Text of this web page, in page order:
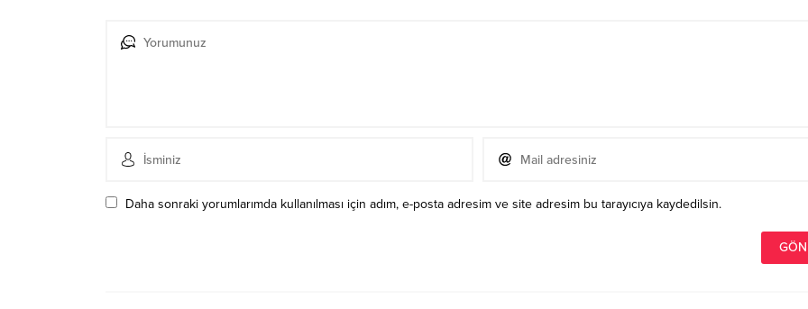
Daha sonraki yorumlarımda kullanılması için adım, e-posta adresim ve site adresim bu tarayıcıya kaydedilsin.